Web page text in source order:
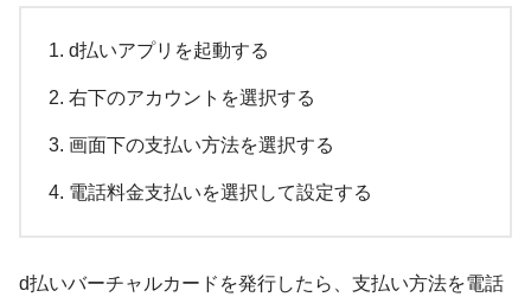
d払いアプリを起動する
右下のアカウントを選択する
画面下の支払い方法を選択する
電話料金支払いを選択して設定する
d払いバーチャルカードを発行したら、支払い方法を電話